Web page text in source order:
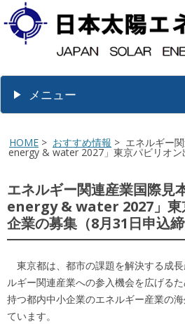
メニュー
HOME > おすすめ情報 > エネルギー
energy & water 2027」東京パビリオン
エネルギー関連産業国際見
energy & water 2027」東
企業の募集（8月31日申込
東京都は、都市の課題を解決する成
ルギー関連産業への参入機会を広げる
持つ都内中小企業のエネルギー産業の
ています。